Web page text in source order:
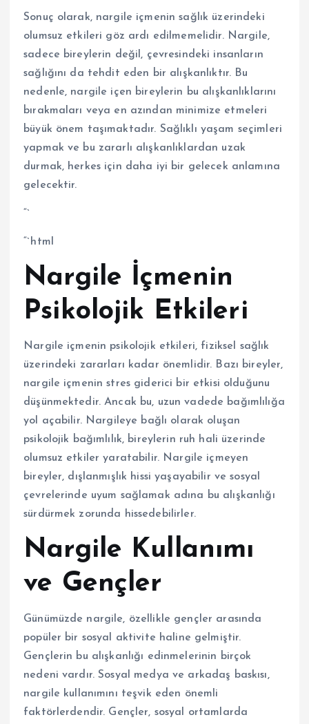
Sonuç olarak, nargile içmenin sağlık üzerindeki
olumsuz etkileri göz ardı edilmemelidir. Nargile,
sadece bireylerin değil, çevresindeki insanların
sağlığını da tehdit eden bir alışkanlıktır. Bu
nedenle, nargile içen bireylerin bu alışkanlıklarını
bırakmaları veya en azından minimize etmeleri
büyük önem taşımaktadır. Sağlıklı yaşam seçimleri
yapmak ve bu zararlı alışkanlıklardan uzak
durmak, herkes için daha iyi bir gelecek anlamına
gelecektir.
“`
“`html
Nargile İçmenin
Psikolojik Etkileri
Nargile içmenin psikolojik etkileri, fiziksel sağlık
üzerindeki zararları kadar önemlidir. Bazı bireyler,
nargile içmenin stres giderici bir etkisi olduğunu
düşünmektedir. Ancak bu, uzun vadede bağımlılığa
yol açabilir. Nargileye bağlı olarak oluşan
psikolojik bağımlılık, bireylerin ruh hali üzerinde
olumsuz etkiler yaratabilir. Nargile içmeyen
bireyler, dışlanmışlık hissi yaşayabilir ve sosyal
çevrelerinde uyum sağlamak adına bu alışkanlığı
sürdürmek zorunda hissedebilirler.
Nargile Kullanımı
ve Gençler
Günümüzde nargile, özellikle gençler arasında
popüler bir sosyal aktivite haline gelmiştir.
Gençlerin bu alışkanlığı edinmelerinin birçok
nedeni vardır. Sosyal medya ve arkadaş baskısı,
nargile kullanımını teşvik eden önemli
faktörlerdendir. Gençler, sosyal ortamlarda